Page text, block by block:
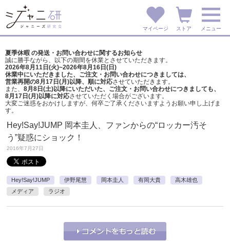
マイページ ストア メニュー
夏季休暇 の発送・お問い合わせに関するお知らせ
誠に勝手ながら、以下の期間を休業とさせていただきます。
2026年8月11日(火)~2026年8月16日(日)
休業中にいただきました、ご注文・お問い合わせにつきましては、
営業再開の8月17日(月)以降、順に対応させていただきます。
また、 8月8日(土)以降にいただいた、ご注文・ お問い合わせにつきましても、
8月17日(月)以降に対応させていただく場合がございます。
大変ご迷惑をおかけしますが、 何卒ご了承くださいますようお願い申し上げま
す。
Hey!Say!JUMP 岡本圭人、ファンからの“ロッカー汚そ
う”疑惑にショック！
2016年7月27日
Hey!Say!JUMP 伊野尾慧 岡本圭人 有岡大貴
高木雄也
メディア
ラジオ